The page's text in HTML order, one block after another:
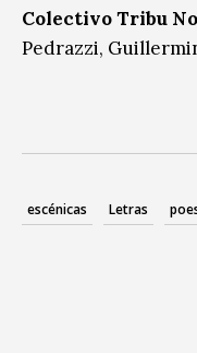
Colectivo Tribu
Pedrazzi,
escénicas Letras